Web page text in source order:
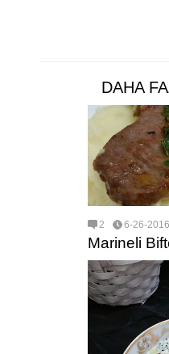
DAHA
2 6-26-2016
Marineli